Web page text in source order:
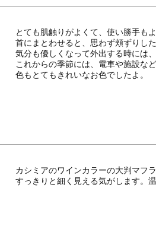
とても肌触りがよくて、使い勝手も
首にまとわせると、思わず頬ずりし
気分も優しくなって外出する時には
これからの季節には、電車や施設な
色もとてもきれいなお色でしたよ。
カシミアのワインカラーの大判マフ
すっきりと細く見える気がします。